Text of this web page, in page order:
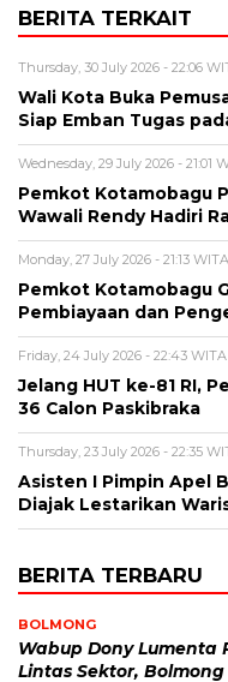
BERITA TERKAIT
Thursday, 30 July 2026 - 22:06
Wali Kota Buka
Siap Emban Tugas
Wednesday, 29 July 2026 - 21:01
Pemkot Kotamobagu
Wawali Rendy Hadiri
Monday, 27 July 2026 - 21:13 WITA
Pemkot Kotamobagu
Pembiayaan dan
Friday, 24 July 2026 - 22:43 WITA
Jelang HUT ke-81 RI,
36 Calon Paskibraka
Thursday, 23 July 2026 - 22:35
Asisten I Pimpin Apel
Diajak Lestarikan
BERITA TERBARU
BOLMONG
Wabup Dony Lumenta
Lintas Sektor,